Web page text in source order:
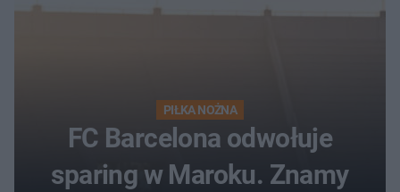
PIŁKA NOŻNA
FC Barcelona odwołuje
sparing w Maroku. Znamy